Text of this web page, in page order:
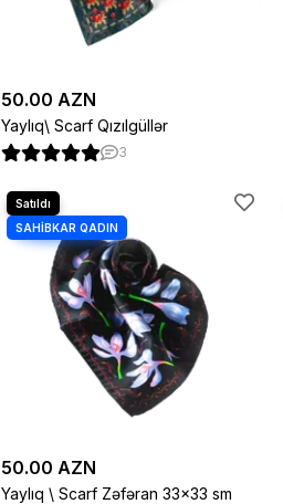
50.00 AZN
Yaylıq\ Scarf Qızılgüllər
3
50.00 AZN
Yaylıq \ Scarf Zəfəran 33×33 sm